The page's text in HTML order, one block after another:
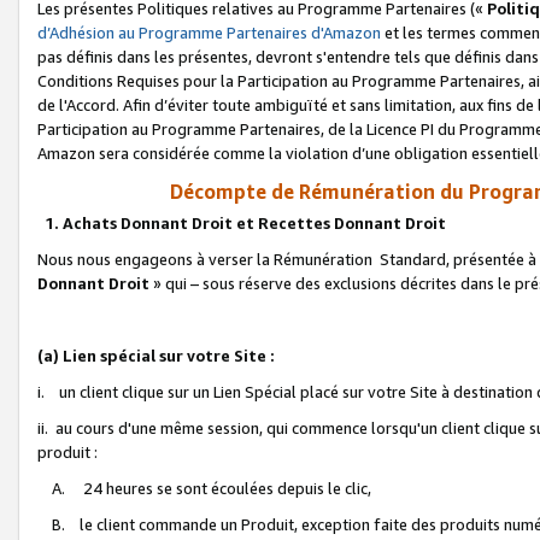
Les présentes Politiques relatives au Programme Partenaires («
d’Adhésion au Programme Partenaires d'Amazon et les termes
pas définis dans les présentes, devront s'entendre tels que définis
Conditions Requises pour la Participation au Programme Partenaires,
de l'Accord. Afin d’éviter toute ambiguïté et sans limitation, aux fins
Participation au Programme Partenaires, de la Licence PI du
Amazon sera considérée comme la violation d’une obligation
Décompte de Rémunération du
1. Achats Donnant Droit et Recettes Donnant Droit
Nous nous engageons à verser la Rémunération Standard, présentée
Donnant Droit » qui – sous réserve des exclusions décrites dans le
(a) Lien spécial sur votre Site :
i. un client clique sur un Lien Spécial placé sur votre Site à destination
ii. au cours d'une même session, qui commence lorsqu'un client
produit :
A. 24 heures se sont écoulées depuis le clic,
B. le client commande un Produit, exception faite des produits